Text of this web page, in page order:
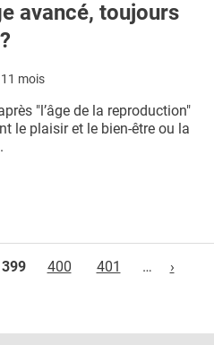
avancé, toujours
mois
"l’âge de la reproduction"
le plaisir et le bien-être ou la
399 400 401 … ›